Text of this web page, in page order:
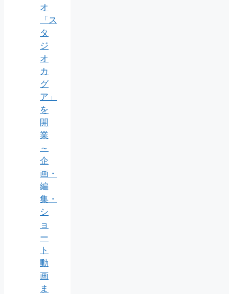
オ
「ス
タ
ジ
オ
カ
グ
ア」
を
開
業
～
企
画・
編
集・
シ
ョ
ー
ト
動
画
ま